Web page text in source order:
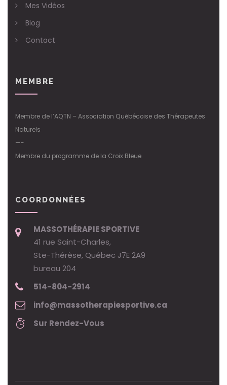
Mes Vidéos
Blog
Contact
MEMBRE
Membre de l’AQTN – Association Québécoise des Thérapeutes
Naturels
—-
Membre du programme de la Croix Bleue
COORDONNÉES
MASSOTHÉRAPIE SPORTIVE
41 rue Saint-Charles,
Ste-Thérèse, Québec J7E 2A9
bureau 204
514-804-2914
info@massotherapiesportive.ca
Sur Rendez-Vous